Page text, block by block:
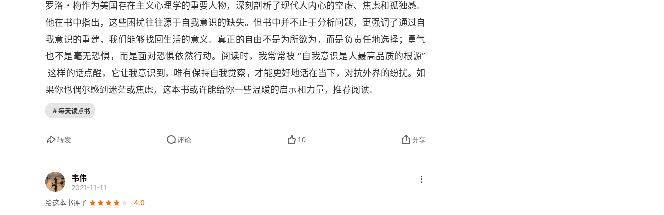
自我意识不是内倾
第四章 存在之斗争
割断心理脐带
与母亲的斗争
第三部分 整合的目标
第五章 自由与内在力量
自我”，通过强调自我意识是人不同于动物的独特标志，力图论证它是人的自由赖以存在的基
础。第三部分是 “整合的目标”，试图通过对自由、良心、勇气等传统价值作新的阐释来重新确立
人格整合的目标。人格所指的是人的整体存在，人的存在的四种因素即自由、个体性、社会整合
和宗教紧张感构成人格结构的基本成分。(1) 自由，是人格的基本条件，是人整个存在的基础。
人的行为并非如弗洛伊德所认为的那样是盲目的，也非如行为主义所认为的那样是环境决定的。
人的行为是在自由选择的过程中进行的。当然，这种自由并不是无限的，它受到时空、遗传、种
族、社会地位等方面的限制。人恰恰是在利用现实限制的基础上进行自由选择，实现自己独特性
自主、与众不同的，而且在形成他独特的生活模式之前，人必须首先接受他的自我。(3) 社会整
社会。社会整合是完整存在的条件。(4) 宗教紧张感，是存在于人格发展中的一种紧张或不平衡
状态，是人格发展的动力。人从宗教中能够获得人生的最高价值和生命的意义。宗教能够提升人
罗洛・梅作为美国存在主义心理学的重要人物，深刻剖析了现代人内心的空虚、焦虑和孤独感。
他在书中指出，这些困扰往往源于自我意识的缺失。但书中并不止于分析问题，更强调了通过自
我意识的重建，我们能够找回生活的意义。真正的自由不是为所欲为，而是负责任地选择；勇气
也不是毫无恐惧，而是面对恐惧依然行动。阅读时，我常常被 “自我意识是人最高品质的根源”
这样的话点醒，它让我意识到，唯有保持自我觉察，才能更好地活在当下，对抗外界的纷扰。如
果你也偶尔感到迷茫或焦虑，这本书或许能给你一些温暖的启示和力量，推荐阅读。
# 每天读点书
转发 评论 10 分享
韦伟
2021-11-11
给这本书评了
4.0